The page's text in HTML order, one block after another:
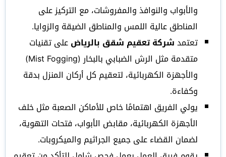
والأبواب والنوافذ والمفروشات، مع التركيز على
المناطق عالية اللمس والمناطق الضيقة والزوايا.
تعتمدشركة تعقيم شقق بالرياضعلى تقنيات
متقدمة مثل الرش الضبابي بالبخار (Mist Fogging)
والأجهزة الكهربائية، لتعقيم كل أركان المنزل بدقة
وكفاءة.
يولي الفريق اهتمامًا خاص للأماكن الصعبة مثل خلف
الأجهزة الكهربائية، مقابض الأبواب، فتحات التهوية،
لضمان القضاء على جميع الجراثيم والميكروبات.